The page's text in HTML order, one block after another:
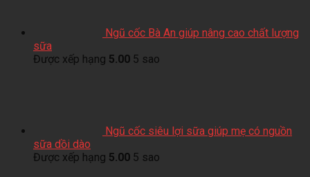
Ngũ cốc Bà An giúp nâng cao chất lượng
sữa
Được xếp hạng 5.00 5 sao
Ngũ cốc siêu lợi sữa giúp mẹ có nguồn
sữa dồi dào
Được xếp hạng 5.00 5 sao